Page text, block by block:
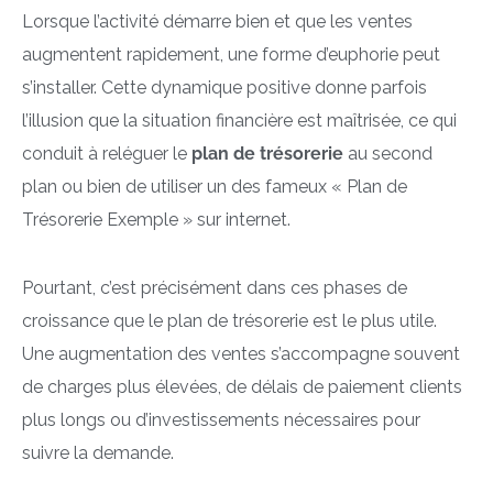
Lorsque l’activité démarre bien et que les ventes
augmentent rapidement, une forme d’euphorie peut
s’installer. Cette dynamique positive donne parfois
l’illusion que la situation financière est maîtrisée, ce qui
conduit à reléguer le plan de trésorerie au second
plan ou bien de utiliser un des fameux « Plan de
Trésorerie Exemple » sur internet.
Pourtant, c’est précisément dans ces phases de
croissance que le plan de trésorerie est le plus utile.
Une augmentation des ventes s’accompagne souvent
de charges plus élevées, de délais de paiement clients
plus longs ou d’investissements nécessaires pour
suivre la demande.